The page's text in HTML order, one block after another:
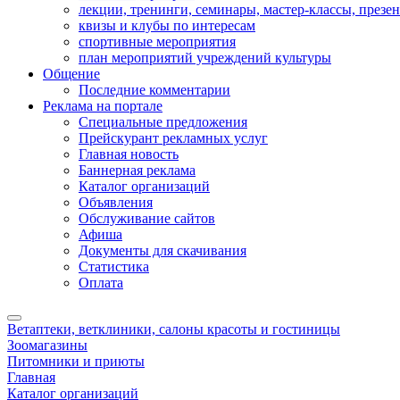
лекции, тренинги, семинары, мастер-классы,
квизы и клубы по интересам
спортивные мероприятия
план мероприятий учреждений культуры
Общение
Последние комментарии
Реклама на портале
Специальные предложения
Прейскурант рекламных услуг
Главная новость
Баннерная реклама
Каталог организаций
Объявления
Обслуживание сайтов
Афиша
Документы для скачивания
Статистика
Оплата
Ветаптеки, ветклиники, салоны красоты и гостиницы
Зоомагазины
Питомники и приюты
Главная
Каталог организаций